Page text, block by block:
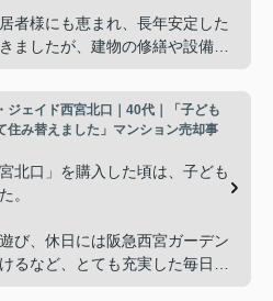
考え、夫婦二人にちょうど良い
テートさんへ相談すると、「パ
」の査定だけでなく、住み替え
や資金計画まで丁寧にサポート
。
北口駅へのアクセス、阪急西宮
関や買い物施設など、将来も安
者様にも恵まれ、長年安定した
ましたが、建物の修繕や設備更
れ別の仕事に就いており、
管理を任せるのは難しいかもし
うになりました。
テートさんへ相談すると、収益
ジェイド西宮北口｜40代｜「子ども
住み替えました」マンション売却事
北口」を購入した頃は、子ども
。
び、休日には阪急西宮ガーデン
るなど、とても充実した毎日を